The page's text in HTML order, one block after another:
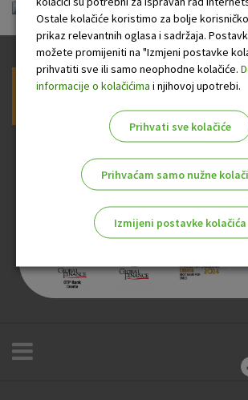
O nama Dnevno financijsko
Prijava na newsletter OTP banke
Ostale kolačiće koristimo za bolje
prikaz relevantnih oglasa i sadržaja.
možete promijeniti na "Izmjeni postavke
prihvatiti sve ili samo neophodne kolačiće.
informacije o kolačićima i njihovoj upotrebi.
Prihvati sve kolačiće
Prihvaćam samo nužne
Izmijeni postavke kolačića